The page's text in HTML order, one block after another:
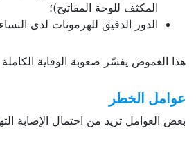
المكثف للوحة المفاتيح)؛
الدور الدقيق للهرمونات لدى
هذا الغموض يفسّر صعوبة الوقاية
عوامل الخطر
بعض العوامل تزيد من احتمال الإصابة